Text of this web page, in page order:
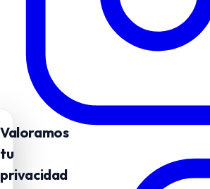
Valoramos
tu
privacidad